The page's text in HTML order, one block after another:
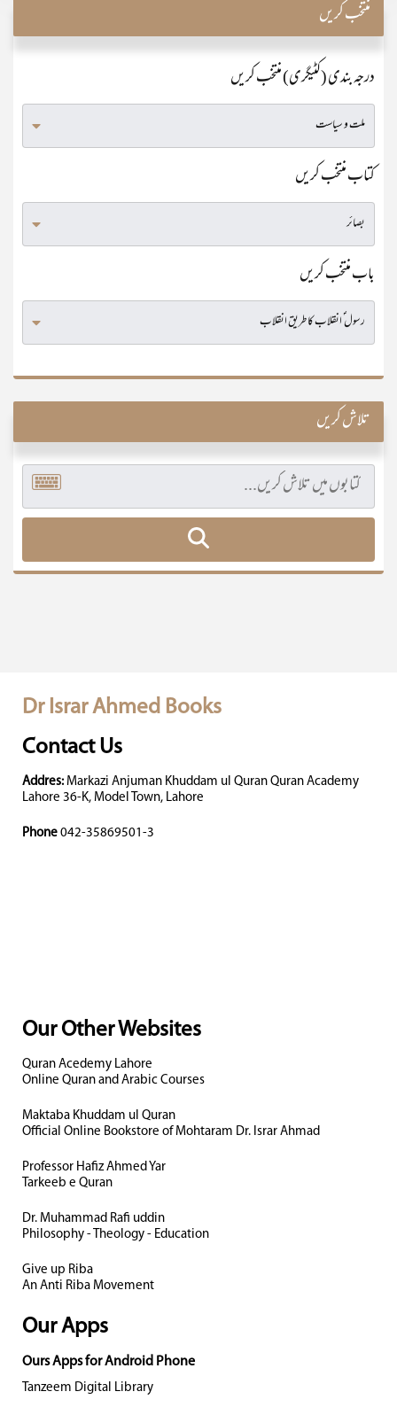
منتخب کریں
درجہ بندی (کٹیگری) منتخب کریں
کتاب منتخب کریں
باب منتخب کریں
تلاش کریں
Dr Israr Ahmed Books
Contact Us
Addres: Markazi Anjuman Khuddam ul Quran Quran Academy
Lahore 36-K, Model Town, Lahore
Phone 042-35869501-3
Our Other Websites
Quran Acedemy Lahore
Online Quran and Arabic Courses
Maktaba Khuddam ul Quran
Official Online Bookstore of Mohtaram Dr. Israr Ahmad
Professor Hafiz Ahmed Yar
Tarkeeb e Quran
Dr. Muhammad Rafi uddin
Philosophy - Theology - Education
Give up Riba
An Anti Riba Movement
Our Apps
Ours Apps for Android Phone
Tanzeem Digital Library